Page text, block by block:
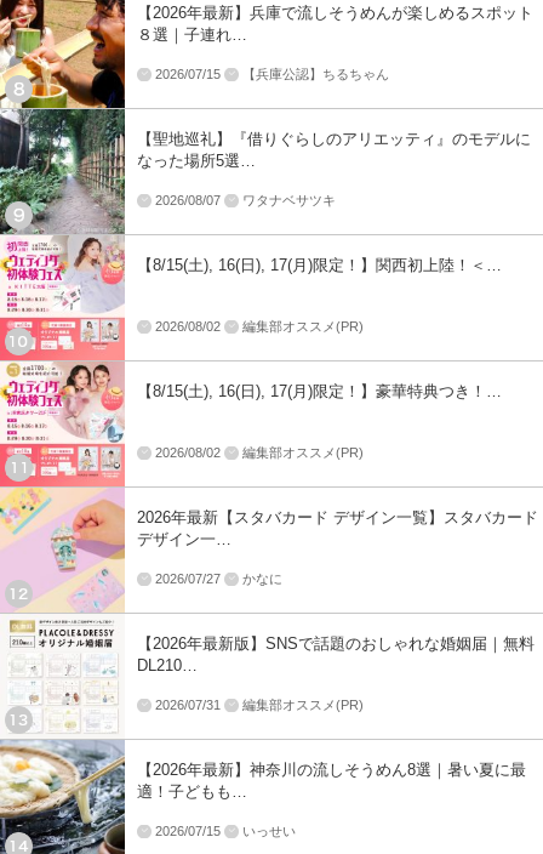
【2026年最新】兵庫で流しそうめんが楽しめるスポット
８選｜子連れ…
2026/07/15 【兵庫公認】ちるちゃん
【聖地巡礼】『借りぐらしのアリエッティ』のモデルに
なった場所5選…
2026/08/07 ワタナベサツキ
【8/15(土), 16(日), 17(月)限定！】関西初上陸！＜…
2026/08/02 編集部オススメ(PR)
【8/15(土), 16(日), 17(月)限定！】豪華特典つき！…
2026/08/02 編集部オススメ(PR)
2026年最新【スタバカード デザイン一覧】スタバカード
デザイン一…
2026/07/27 かなに
【2026年最新版】SNSで話題のおしゃれな婚姻届｜無料
DL210…
2026/07/31 編集部オススメ(PR)
【2026年最新】神奈川の流しそうめん8選｜暑い夏に最
適！子どもも…
2026/07/15 いっせい